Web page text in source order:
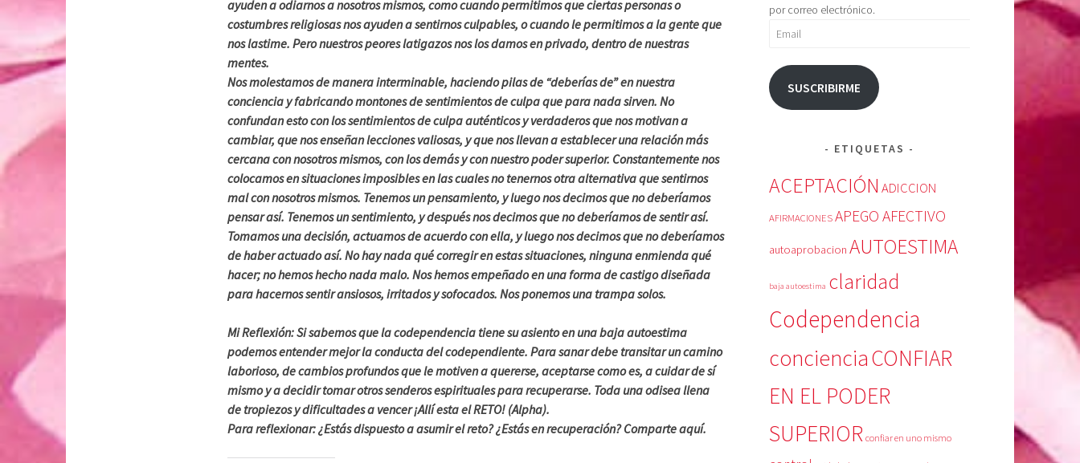
ayuden a odiarnos a nosotros mismos, como cuando permitimos que ciertas personas o
costumbres religiosas nos ayuden a sentirnos culpables, o cuando le permitimos a la gente que
nos lastime. Pero nuestros peores latigazos nos los damos en privado, dentro de nuestras
mentes.
Nos molestamos de manera interminable, haciendo pilas de “deberías de” en nuestra
conciencia y fabricando montones de sentimientos de culpa que para nada sirven. No
confundan esto con los sentimientos de culpa auténticos y verdaderos que nos motivan a
cambiar, que nos enseñan lecciones valiosas, y que nos llevan a establecer una relación más
cercana con nosotros mismos, con los demás y con nuestro poder superior. Constantemente nos
colocamos en situaciones imposibles en las cuales no tenernos otra alternativa que sentirnos
mal con nosotros mismos. Tenemos un pensamiento, y luego nos decimos que no deberíamos
pensar así. Tenemos un sentimiento, y después nos decimos que no deberíamos de sentir así.
Tomamos una decisión, actuamos de acuerdo con ella, y luego nos decimos que no deberíamos
de haber actuado así. No hay nada qué corregir en estas situaciones, ninguna enmienda qué
hacer; no hemos hecho nada malo. Nos hemos empeñado en una forma de castigo diseñada
para hacernos sentir ansiosos, irritados y sofocados. Nos ponemos una trampa solos.
Mi Reflexión: Si sabemos que la codependencia tiene su asiento en una baja autoestima
podemos entender mejor la conducta del codependiente. Para sanar debe transitar un camino
laborioso, de cambios profundos que le motiven a quererse, aceptarse como es, a cuidar de sí
mismo y a decidir tomar otros senderos espirituales para recuperarse. Toda una odisea llena
de tropiezos y dificultades a vencer ¡Allí esta el RETO! (Alpha).
Para reflexionar: ¿Estás dispuesto a asumir el reto? ¿Estás en recuperación? Comparte aquí.
por correo electrónico.
Email
SUSCRIBIRME
ETIQUETAS
ACEPTACIÓN ADICCION
AFIRMACIONESAPEGO AFECTIVO
autoaprobacion AUTOESTIMA
baja autoestima claridad
Codependencia
concienciaCONFIAR
EN EL PODER
SUPERIOR confiar en uno mismo